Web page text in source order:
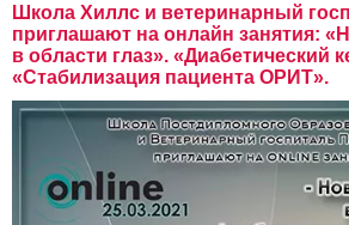
Школа Хиллс и ветеринарный
приглашают на онлайн занятия:
в области глаз». «Диабетический
«Стабилизация пациента ОРИТ».